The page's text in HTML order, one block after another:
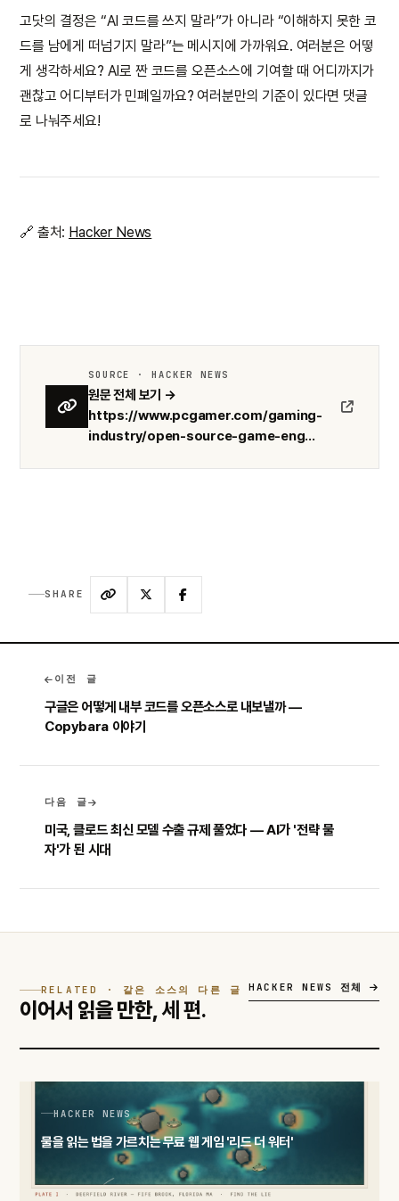
고닷의 결정은 “AI 코드를 쓰지 말라”가 아니라 “이해하지 못한 코
드를 남에게 떠넘기지 말라”는 메시지에 가까워요. 여러분은 어떻
게 생각하세요? AI로 짠 코드를 오픈소스에 기여할 때 어디까지가
괜찮고 어디부터가 민폐일까요? 여러분만의 기준이 있다면 댓글
로 나눠주세요!
🔗 출처: Hacker News
SOURCE · HACKER NEWS
원문 전체 보기 →
https://www.pcgamer.com/gaming-
industry/open-source-game-eng...
SHARE
이전 글
구글은 어떻게 내부 코드를 오픈소스로 내보낼까 —
Copybara 이야기
다음 글
미국, 클로드 최신 모델 수출 규제 풀었다 — AI가 '전략 물
자'가 된 시대
RELATED · 같은 소스의 다른 글
이어서 읽을 만한,세 편.
HACKER NEWS 전체
HACKER NEWS
물을 읽는 법을 가르치는 무료 웹 게임 '리드 더 워터'